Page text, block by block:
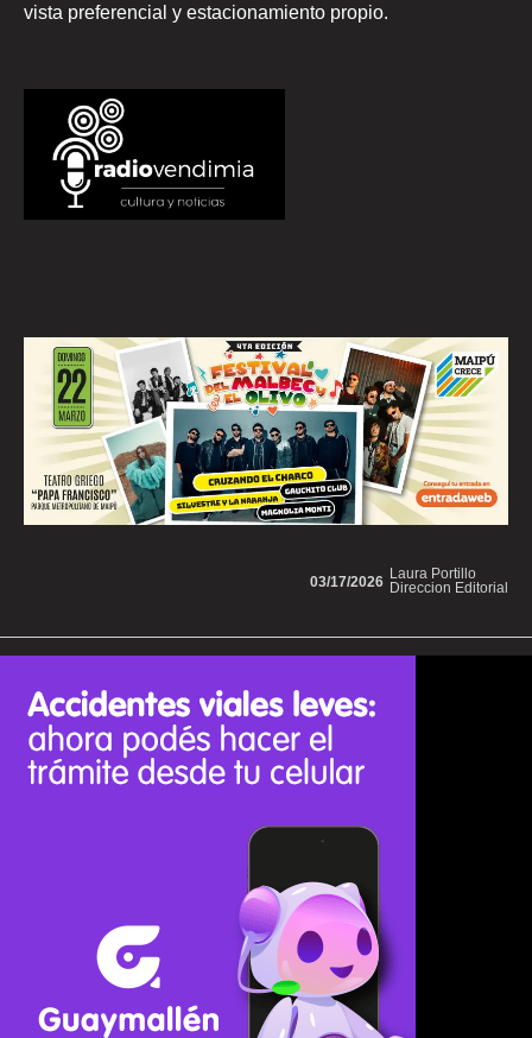
vista preferencial y estacionamiento propio.
Laura Portillo
Direccion Editorial
03/17/2026